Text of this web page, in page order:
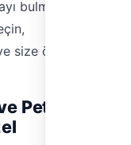
bulmanızı
size özel
Petek